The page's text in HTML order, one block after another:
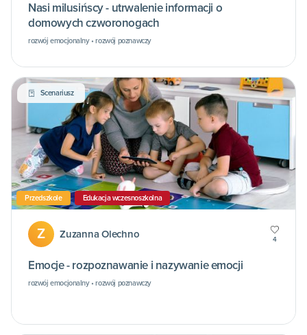
Nasi milusińscy - utrwalenie informacji o
domowych czworonogach
rozwój emocjonalny • rozwój poznawczy
Scenariusz
Przedszkole Edukacja wczesnoszkolna
Z Zuzanna Olechno 4
Emocje - rozpoznawanie i nazywanie emocji
rozwój emocjonalny • rozwój poznawczy